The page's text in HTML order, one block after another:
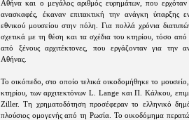
Αθήνα και ο μεγάλος αριθμός ευρημάτων, που
ανασκαφές, έκαναν επιτακτική την ανάγκη ύπαρξης
εθνικού μουσείου στην πόλη. Για πολλά χρόνια
σχετικά με τη θέση και τα σχέδια του κτηρίου, τόσο
από ξένους αρχιτέκτονες, που εργάζονταν για την
Αθήνας.
Το οικόπεδο, στο οποίο τελικά οικοδομήθηκε το
κτηρίου, των αρχιτεκτόνων L. Lange και Π. Κάλκου,
Ziller. Τη χρηματοδότηση προσέφεραν το ελληνικό
πλούσιος ομογενής από τη Ρωσία. Το οικοδόμημα